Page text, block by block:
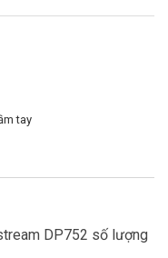
tay
DP752 số lượng